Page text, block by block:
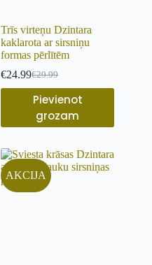
Trīs virteņu Dzintara
kaklarota ar sirsniņu
formas pērlītēm
€29.99
€24.99
Pievienot
grozam
AKCIJA